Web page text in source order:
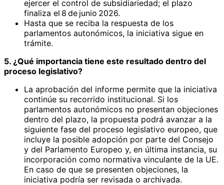
ejercer el control de subsidiariedad; el plazo
finaliza el 8 de junio 2026.
Hasta que se reciba la respuesta de los
parlamentos autonómicos, la iniciativa sigue en
trámite.
5. ¿Qué importancia tiene este resultado dentro del
proceso legislativo?
La aprobación del informe permite que la iniciativa
continúe su recorrido institucional. Si los
parlamentos autonómicos no presentan objeciones
dentro del plazo, la propuesta podrá avanzar a la
siguiente fase del proceso legislativo europeo, que
incluye la posible adopción por parte del Consejo
y del Parlamento Europeo y, en última instancia, su
incorporación como normativa vinculante de la UE.
En caso de que se presenten objeciones, la
iniciativa podría ser revisada o archivada.